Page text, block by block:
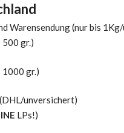
Warensendung (nur bis
500 gr.)
1000 gr.)
unversichert)
LPs!)